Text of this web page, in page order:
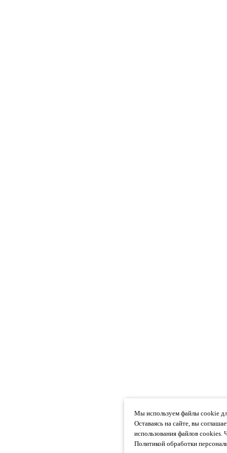
Мы используем файлы cookie
Оставаясь на сайте, вы
использования файлов cookies.
Политикой обработки